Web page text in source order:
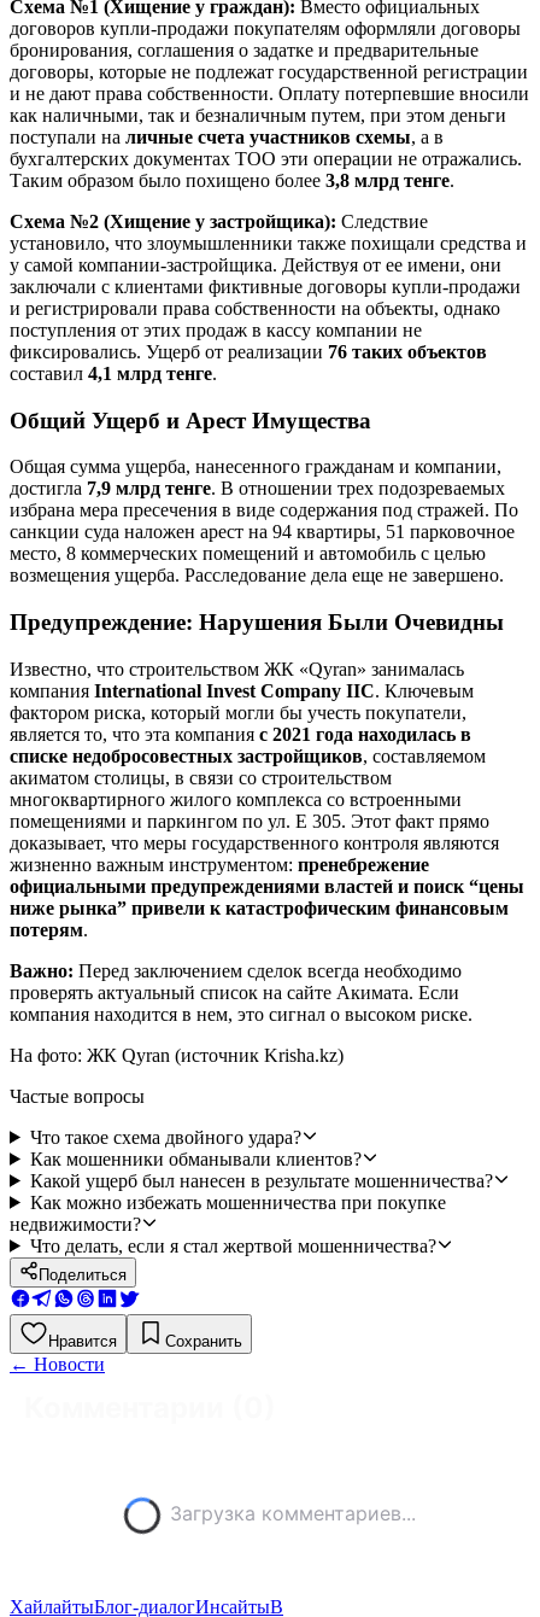
Схема №1 (Хищение у граждан): Вместо официальных
договоров купли-продажи покупателям оформляли договоры
бронирования, соглашения о задатке и предварительные
договоры, которые не подлежат государственной регистрации
и не дают права собственности. Оплату потерпевшие вносили
как наличными, так и безналичным путем, при этом деньги
поступали на личные счета участников схемы, а в
бухгалтерских документах ТОО эти операции не отражались.
Таким образом было похищено более 3,8 млрд тенге.
Схема №2 (Хищение у застройщика): Следствие
установило, что злоумышленники также похищали средства и
у самой компании-застройщика. Действуя от ее имени, они
заключали с клиентами фиктивные договоры купли-продажи
и регистрировали права собственности на объекты, однако
поступления от этих продаж в кассу компании не
фиксировались. Ущерб от реализации 76 таких объектов
составил 4,1 млрд тенге.
Общий Ущерб и Арест Имущества
Общая сумма ущерба, нанесенного гражданам и компании,
достигла 7,9 млрд тенге. В отношении трех подозреваемых
избрана мера пресечения в виде содержания под стражей. По
санкции суда наложен арест на 94 квартиры, 51 парковочное
место, 8 коммерческих помещений и автомобиль с целью
возмещения ущерба. Расследование дела еще не завершено.
Предупреждение: Нарушения Были Очевидны
Известно, что строительством ЖК «Qyran» занималась
компания International Invest Company IIC. Ключевым
фактором риска, который могли бы учесть покупатели,
является то, что эта компания с 2021 года находилась в
списке недобросовестных застройщиков, составляемом
акиматом столицы, в связи со строительством
многоквартирного жилого комплекса со встроенными
помещениями и паркингом по ул. Е 305. Этот факт прямо
доказывает, что меры государственного контроля являются
жизненно важным инструментом: пренебрежение
официальными предупреждениями властей и поиск “цены
ниже рынка” привели к катастрофическим финансовым
потерям.
Важно: Перед заключением сделок всегда необходимо
проверять актуальный список на сайте Акимата. Если
компания находится в нем, это сигнал о высоком риске.
На фото: ЖК Qyran (источник Krisha.kz)
Частые вопросы
Что такое схема двойного удара?
Как мошенники обманывали клиентов?
Какой ущерб был нанесен в результате мошенничества?
Как можно избежать мошенничества при покупке
недвижимости?
Что делать, если я стал жертвой мошенничества?
Поделиться
Нравится Сохранить
← Новости
Загрузка комментариев...
ХайлайтыБлог-диалогИнсайтыВ